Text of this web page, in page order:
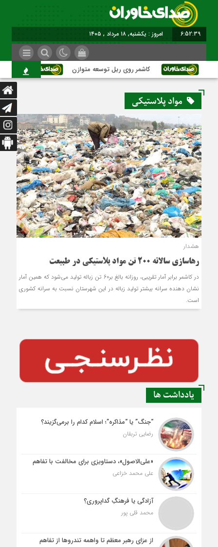
6:52:40 امروز : یکشنبه, ۱۸ مرداد , ۱۴۰۵
کاشمر روی ریل توسعه متوازن کاشمر؛
مواد پلاستیکی
هشدار
رهاسازی سالانه 200 تن مواد پلاستیکی در طبیعت
در کاشمر برابر آمار تقریبی، روزانه بالغ بر60 تن زباله تولید می‌شود که همین آمار
نشان دهنده سرانه بیشتر تولید زباله در این شهرستان نسبت به سرانه کشوری
است.
یادداشت ها
“جنگ” یا “مذاکره”؛ اسلام کدام را برمی‌گزیند؟
رضایی تربقان
«علی‌الاصول»، دستاویزی برای مخالفت با تفاهم
علی محمد خزاعی
آزادگی یا فرهنگِ گداپروری؟
محمد قلی پور
از عزای رهبر معظم تا واهمه تندروها از تفاهم